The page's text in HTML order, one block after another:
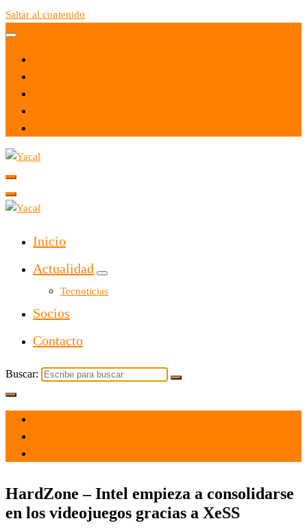
Saltar al contenido
Yacal micro hosting
Inicio
Actualidad
Tecnoticias
Socios
Contacto
Buscar:
HardZone – Intel empieza a consolidarse
en los videojuegos gracias a XeSS